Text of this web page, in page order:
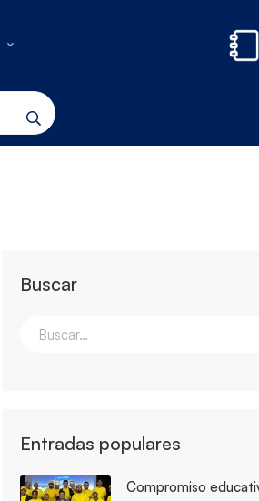
Buscar
Entradas populares
Compromiso